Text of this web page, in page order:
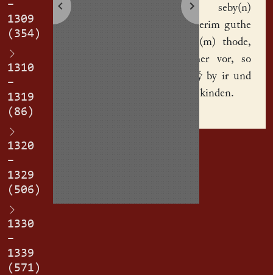
–
1309
(354)
1310
–
1319
(86)
1320
–
1329
(506)
1330
–
1339
(571)
wirthe, seby(n)
mark an erim guthe
noch eri(m) thode,
stirbet her vor, so
blyben s by ir und
by eri(n) kinden.